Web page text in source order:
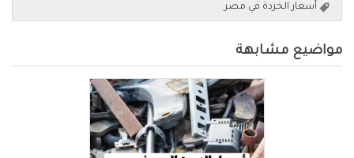
أسعار الخردة في مصر
مواضيع مشابهة